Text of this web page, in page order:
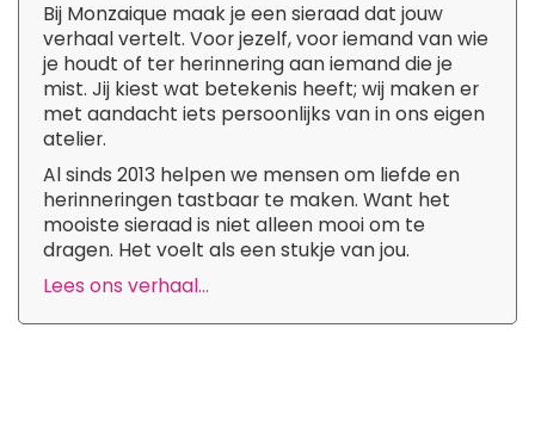
Bij Monzaique maak je een sieraad dat jouw
verhaal vertelt. Voor jezelf, voor iemand van wie
je houdt of ter herinnering aan iemand die je
mist. Jij kiest wat betekenis heeft; wij maken er
met aandacht iets persoonlijks van in ons eigen
atelier.
Al sinds 2013 helpen we mensen om liefde en
herinneringen tastbaar te maken. Want het
mooiste sieraad is niet alleen mooi om te
dragen. Het voelt als een stukje van jou.
Lees ons verhaal...